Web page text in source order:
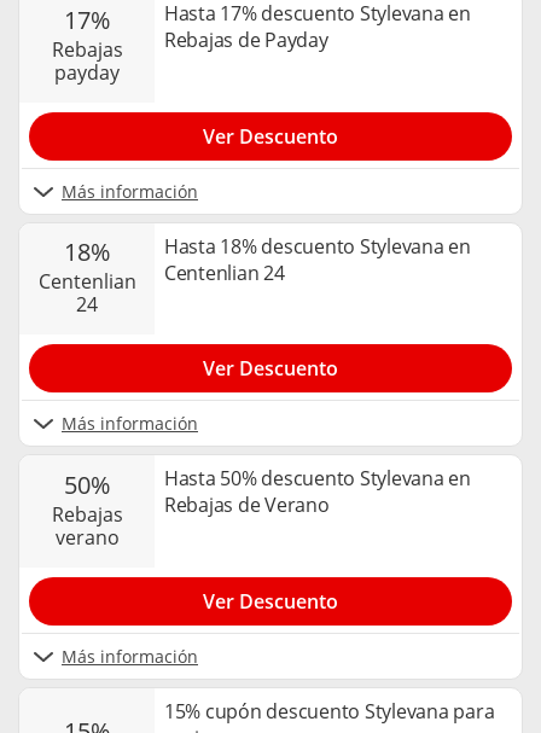
17%
rebajas
payday
Hasta 17% descuento Stylevana en
Rebajas de Payday
Más información
Ver Descuento
18%
centenlian
24
Hasta 18% descuento Stylevana en
Centenlian 24
Más información
Ver Descuento
50%
rebajas
verano
Hasta 50% descuento Stylevana en
Rebajas de Verano
Más información
Ver Descuento
15% cupón descuento Stylevana para